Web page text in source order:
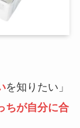
を知りたい」
ちが自分に合